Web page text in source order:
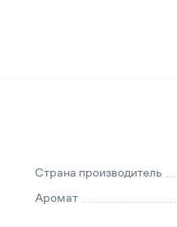
Страна производитель
Аромат